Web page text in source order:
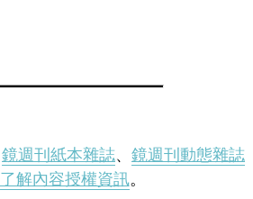
鏡週刊紙本雜誌、 鏡週刊動態雜誌
了解內容授權資訊。